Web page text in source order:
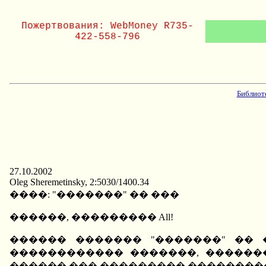
Пожертвования: WebMoney R735-
422-558-796
27.10.2002
Oleg Sheremetinsky, 2:5030/1400.34
����: "�������" �� ���
������, ��������� All!
������ ������� "�������" ��
������������ �������,